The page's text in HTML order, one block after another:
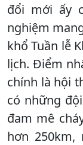
đổi mới ấy
nghiệm
khổ Tuần lễ
lịch. Điểm
chính là hội
có những
đam mê
hơn 250km,